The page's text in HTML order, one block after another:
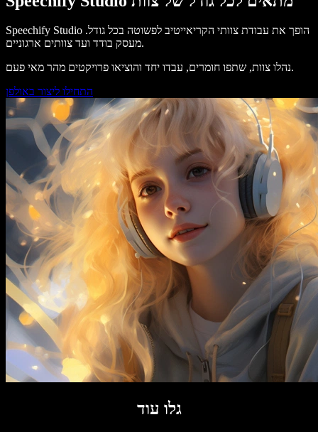
Speechify Studio הופך את עבודת צוותי הקריאייטיב לפשוטה בכל גודל.
מעסק בודד ועד צוותים ארגוניים.
נהלו צוות, שתפו חומרים, עבדו יחד והוציאו פרויקטים מהר מאי פעם.
התחילו ליצור באולפן
גלו עוד